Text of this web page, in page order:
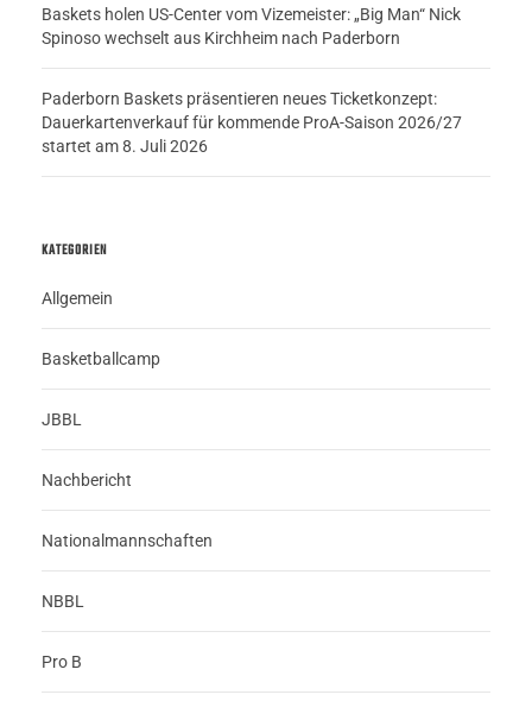
Baskets holen US-Center vom Vizemeister: „Big Man“ Nick
Spinoso wechselt aus Kirchheim nach Paderborn
Paderborn Baskets präsentieren neues Ticketkonzept:
Dauerkartenverkauf für kommende ProA-Saison 2026/27
startet am 8. Juli 2026
KATEGORIEN
Allgemein
Basketballcamp
JBBL
Nachbericht
Nationalmannschaften
NBBL
Pro B